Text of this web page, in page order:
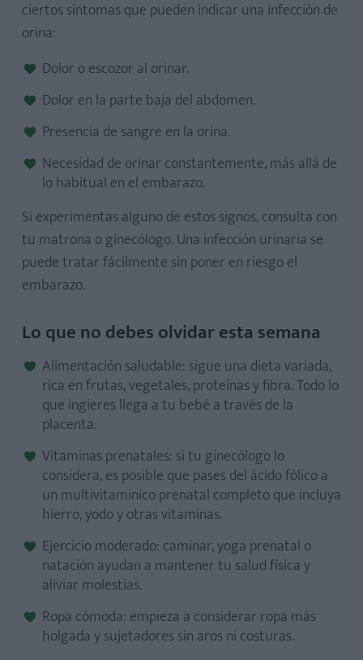
ciertos síntomas que pueden indicar una infección de
orina:
Dolor o escozor al orinar.
Dolor en la parte baja del abdomen.
Presencia de sangre en la orina.
Necesidad de orinar constantemente, más allá de
lo habitual en el embarazo.
Si experimentas alguno de estos signos, consulta con
tu matrona o ginecólogo. Una infección urinaria se
puede tratar fácilmente sin poner en riesgo el
embarazo.
Lo que no debes olvidar esta semana
Alimentación saludable: sigue una dieta variada,
rica en frutas, vegetales, proteínas y fibra. Todo lo
que ingieres llega a tu bebé a través de la
placenta.
Vitaminas prenatales: si tu ginecólogo lo
considera, es posible que pases del ácido fólico a
un multivitamínico prenatal completo que incluya
hierro, yodo y otras vitaminas.
Ejercicio moderado: caminar, yoga prenatal o
natación ayudan a mantener tu salud física y
aliviar molestias.
Ropa cómoda: empieza a considerar ropa más
holgada y sujetadores sin aros ni costuras.